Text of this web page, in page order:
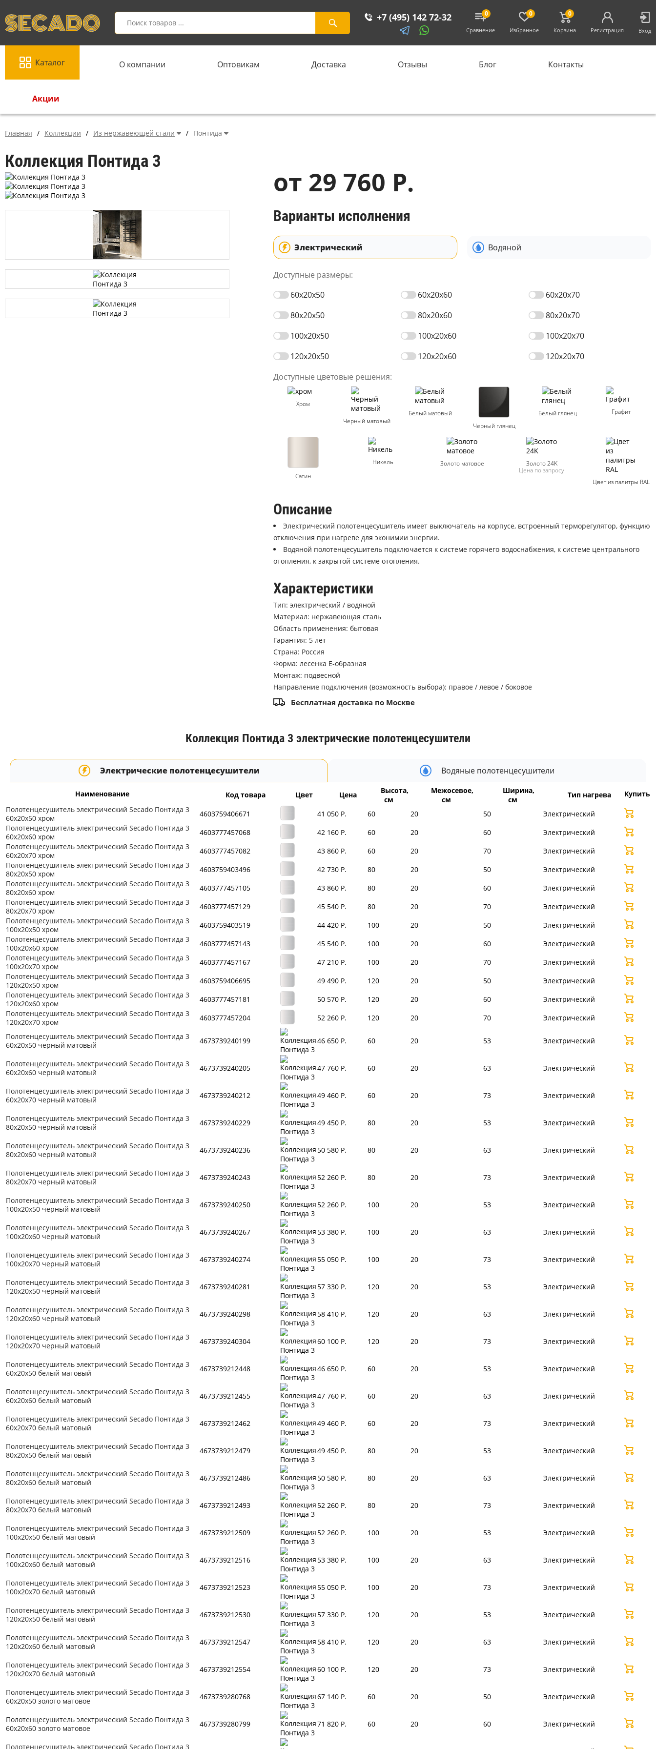
+7 (495) 142 72-32 0
Сравнение
0
Избранное
0
Корзина Регистрация Вход
Каталог О компании Оптовикам Доставка Отзывы Блог Контакты
Акции
Главная / Коллекции / Из нержавеющей стали / Понтида
Коллекция Понтида 3
Описание
Электрический полотенцесушитель имеет выключатель на корпусе, встроенный терморегулятор, функцию
отключения при нагреве для эконимии энергии.
Водяной полотенцесушитель подключается к системе горячего водоснабжения, к системе центрального
отопления, к закрытой системе отопления.
Характеристики
Тип: электрический / водяной
Материал: нержавеющая сталь
Область применения: бытовая
Гарантия: 5 лет
Страна: Россия
Форма: лесенка E-образная
Монтаж: подвесной
Направление подключения (возможность выбора): правое / левое / боковое
Бесплатная доставка по Москве
от 29 760 Р.
Варианты исполнения
Электрический Водяной
Доступные размеры:
60x20x50
60x20x60
60x20x70
80x20x50
80x20x60
80x20x70
100x20x50
100x20x60
100x20x70
120x20x50
120x20x60
120x20x70
Доступные цветовые решения:
Хром
Черный матовый
Белый матовый
Черный глянец
Белый глянец Графит
Сатин
Никель Золото матовое
Золото 24K
Цена по запросу
Цвет из палитры RAL
Коллекция Понтида 3 электрические полотенцесушители
Электрические полотенцесушители Водяные полотенцесушители
Наименование Код товара Цвет Цена
Высота,
см
Межосевое,
см
Ширина,
см
Тип нагрева
Купить
Полотенцесушитель электрический Secado Понтида 3
60x20x50 хром
4603759406671 41 050 Р. 60 20 50
Электрический
Полотенцесушитель электрический Secado Понтида 3
60x20x60 хром
4603777457068 42 160 Р. 60 20 60
Электрический
Полотенцесушитель электрический Secado Понтида 3
60x20x70 хром
4603777457082 43 860 Р. 60 20 70
Электрический
Полотенцесушитель электрический Secado Понтида 3
80x20x50 хром
4603759403496 42 730 Р. 80 20 50
Электрический
Полотенцесушитель электрический Secado Понтида 3
80x20x60 хром
4603777457105 43 860 Р. 80 20 60
Электрический
Полотенцесушитель электрический Secado Понтида 3
80x20x70 хром
4603777457129 45 540 Р. 80 20 70
Электрический
Полотенцесушитель электрический Secado Понтида 3
100x20x50 хром
4603759403519 44 420 Р. 100 20 50
Электрический
Полотенцесушитель электрический Secado Понтида 3
100x20x60 хром
4603777457143 45 540 Р. 100 20 60
Электрический
Полотенцесушитель электрический Secado Понтида 3
100x20x70 хром
4603777457167 47 210 Р. 100 20 70
Электрический
Полотенцесушитель электрический Secado Понтида 3
120x20x50 хром
4603759406695 49 490 Р. 120 20 50
Электрический
Полотенцесушитель электрический Secado Понтида 3
120x20x60 хром
4603777457181 50 570 Р. 120 20 60
Электрический
Полотенцесушитель электрический Secado Понтида 3
120x20x70 хром
4603777457204 52 260 Р. 120 20 70
Электрический
Полотенцесушитель электрический Secado Понтида 3
60x20x50 черный матовый
4673739240199 46 650 Р. 60 20 53 Электрический
Полотенцесушитель электрический Secado Понтида 3
60x20x60 черный матовый
4673739240205 47 760 Р. 60 20 63 Электрический
Полотенцесушитель электрический Secado Понтида 3
60x20x70 черный матовый
4673739240212 49 460 Р. 60 20 73 Электрический
Полотенцесушитель электрический Secado Понтида 3
80x20x50 черный матовый
4673739240229 49 450 Р. 80 20 53 Электрический
Полотенцесушитель электрический Secado Понтида 3
80x20x60 черный матовый
4673739240236 50 580 Р. 80 20 63 Электрический
Полотенцесушитель электрический Secado Понтида 3
80x20x70 черный матовый
4673739240243 52 260 Р. 80 20 73 Электрический
Полотенцесушитель электрический Secado Понтида 3
100x20x50 черный матовый
4673739240250 52 260 Р. 100 20 53 Электрический
Полотенцесушитель электрический Secado Понтида 3
100x20x60 черный матовый
4673739240267 53 380 Р. 100 20 63 Электрический
Полотенцесушитель электрический Secado Понтида 3
100x20x70 черный матовый
4673739240274 55 050 Р. 100 20 73 Электрический
Полотенцесушитель электрический Secado Понтида 3
120x20x50 черный матовый
4673739240281 57 330 Р. 120 20 53 Электрический
Полотенцесушитель электрический Secado Понтида 3
120x20x60 черный матовый
4673739240298 58 410 Р. 120 20 63 Электрический
Полотенцесушитель электрический Secado Понтида 3
120x20x70 черный матовый
4673739240304 60 100 Р. 120 20 73 Электрический
Полотенцесушитель электрический Secado Понтида 3
60x20x50 белый матовый
4673739212448 46 650 Р. 60 20 53 Электрический
Полотенцесушитель электрический Secado Понтида 3
60x20x60 белый матовый
4673739212455 47 760 Р. 60 20 63 Электрический
Полотенцесушитель электрический Secado Понтида 3
60x20x70 белый матовый
4673739212462 49 460 Р. 60 20 73 Электрический
Полотенцесушитель электрический Secado Понтида 3
80x20x50 белый матовый
4673739212479 49 450 Р. 80 20 53 Электрический
Полотенцесушитель электрический Secado Понтида 3
80x20x60 белый матовый
4673739212486 50 580 Р. 80 20 63 Электрический
Полотенцесушитель электрический Secado Понтида 3
80x20x70 белый матовый
4673739212493 52 260 Р. 80 20 73 Электрический
Полотенцесушитель электрический Secado Понтида 3
100x20x50 белый матовый
4673739212509 52 260 Р. 100 20 53 Электрический
Полотенцесушитель электрический Secado Понтида 3
100x20x60 белый матовый
4673739212516 53 380 Р. 100 20 63 Электрический
Полотенцесушитель электрический Secado Понтида 3
100x20x70 белый матовый
4673739212523 55 050 Р. 100 20 73 Электрический
Полотенцесушитель электрический Secado Понтида 3
120x20x50 белый матовый
4673739212530 57 330 Р. 120 20 53 Электрический
Полотенцесушитель электрический Secado Понтида 3
120x20x60 белый матовый
4673739212547 58 410 Р. 120 20 63 Электрический
Полотенцесушитель электрический Secado Понтида 3
120x20x70 белый матовый
4673739212554 60 100 Р. 120 20 73 Электрический
Полотенцесушитель электрический Secado Понтида 3
60x20x50 золото матовое
4673739280768 67 140 Р. 60 20 50 Электрический
Полотенцесушитель электрический Secado Понтида 3
60x20x60 золото матовое
4673739280799 71 820 Р. 60 20 60 Электрический
Полотенцесушитель электрический Secado Понтида 3